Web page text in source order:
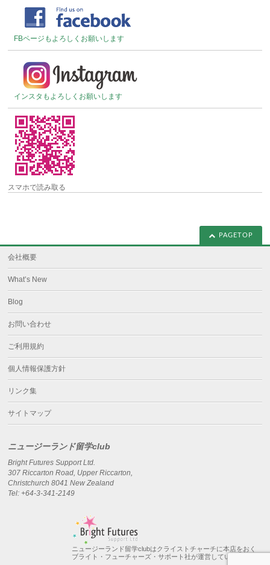
FBページもよろしくお願いします
インスタもよろしくお願いします
スマホで読み取る
PAGETOP
会社概要
What’s New
Blog
お問い合わせ
ご利用規約
個人情報保護方針
リンク集
サイトマップ
ニュージーランド留学club
Bright Futures Support Ltd.
307 Riccarton Road, Upper Riccarton,
Christchurch 8041 New Zealand
Tel: +64-3-341-2149
ニュージーランド留学clubはクライストチャーチに本店をおく
ブライト・フューチャーズ・サポート社が運営しています。